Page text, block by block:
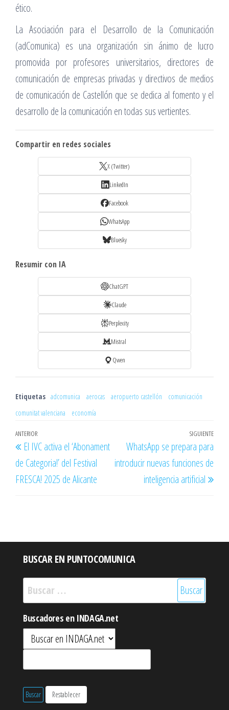
ético.
La Asociación para el Desarrollo de la Comunicación
(adComunica) es una organización sin ánimo de lucro
promovida por profesores universitarios, directores de
comunicación de empresas privadas y directivos de medios
de comunicación de Castellón que se dedica al fomento y el
desarrollo de la comunicación en todas sus vertientes.
Compartir en redes sociales
X (Twitter)
LinkedIn
Facebook
WhatsApp
Bluesky
Resumir con IA
ChatGPT
Claude
Perplexity
Mistral
Qwen
Etiquetas adcomunica aerocas aeropuerto castellón
comunicación
comunitat valenciana
economía
Navegación
de
entradas
Entrada
anterior
ANTERIOR
El IVC activa el ‘Abonament
de Categoria!’ del Festival
FRESCA! 2025 de Alicante
SIGUIENTE
WhatsApp se prepara para
introducir nuevas funciones de
inteligencia artificial
BUSCAR EN PUNTOCOMUNICA
Buscar:
Buscadores en INDAGA.net